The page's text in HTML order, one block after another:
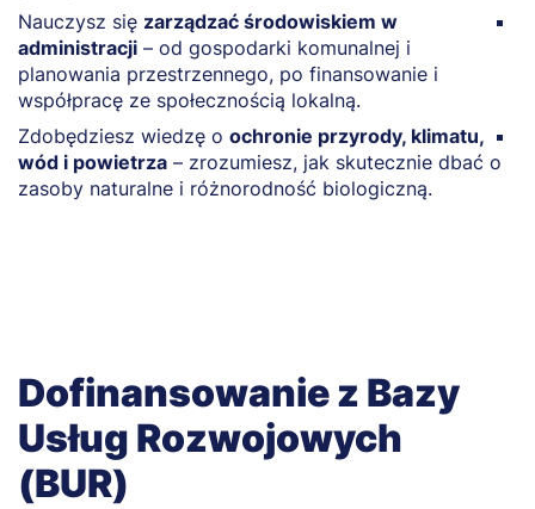
Nauczysz się zarządzać środowiskiem w
administracji – od gospodarki komunalnej i
planowania przestrzennego, po finansowanie i
współpracę ze społecznością lokalną.
Zdobędziesz wiedzę o ochronie przyrody, klimatu,
wód i powietrza – zrozumiesz, jak skutecznie dbać o
zasoby naturalne i różnorodność biologiczną.
Dofinansowanie z Bazy
Usług Rozwojowych
(BUR)